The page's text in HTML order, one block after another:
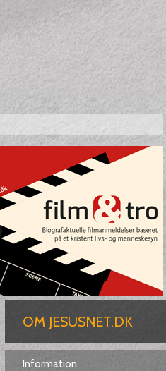
OM JESUSNET.DK
Information